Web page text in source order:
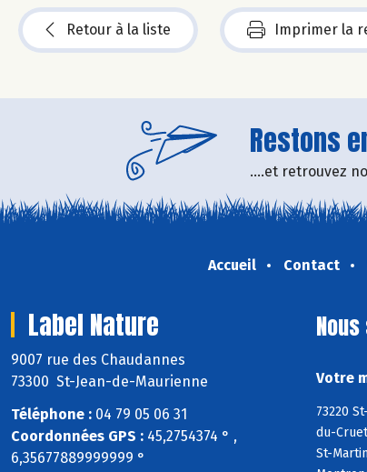
Retour à la liste Imprimer la
Restons
....et retrouvez
Accueil Contact
Label Nature
9007 rue des Chaudannes
73300 St-Jean-de-Maurienne
Téléphone : 04 79 05 06 31
Coordonnées GPS : 45,2754374 ° ,
6,35677889999999 °
Votre
73220
du-
St-